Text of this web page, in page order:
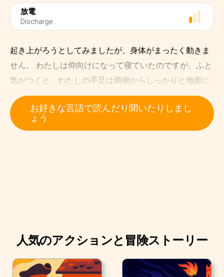
放電
Discharge
起き上がろうとしてみましたが、身体がまったく動きま
せん。 わたしは仰向けになって寝ていたのですが、ふと
気がつくと、わたしの手足は両側からしっかりと地面に
くくりつけられているではありませんか。 すっかりふさ
ふさと長く伸びていた髪も、同じように地面にくくりつ
けてあります。 そればかりか、脇の下から太腿にかけ
お好きな言語で読んだり聞いたりしまし
ょう
人気のアクションと冒険ストーリー